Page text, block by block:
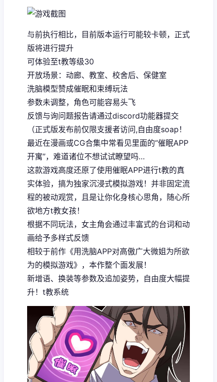
与前执行相比，目前版本运行可能较卡顿，正式
版将进行提升
可体验至t教等级30
开放场景：动廊、教室、校舍后、保健室
洗脑模型赞成催眠和束缚玩法
参数未调整，角色可能容易头飞
反馈与询问题报告请通过discord功能器提交
（正式版发布前仅限支援者访问,自由度soap！
最近在漫画或CG合集中常看见里面的“催眠APP
开寓”，难道诸位不想试试瞭望吗…
这款游戏高度还原了使用催眠APP进行t教的真
实体验，搞为独家沉浸式模拟游戏！并非固定流
程的被动观赏，且是让你化身核心思角，随心所
欲地方t教女孩！
根据不同玩法，女主角会通过丰富式的台词和动
画给予多样式反馈
相较于前作《用洗脑APP对高傲广大微姐为所欲
为的模拟游戏》，本作整个面发展！
新增语、换装等参数及追加姿势，自由度大幅提
升！t教系统